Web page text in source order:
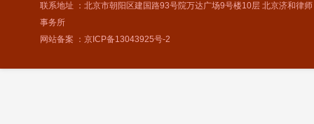
联系地址 ：北京市朝阳区建国路93号院万达广场9号楼10层 北京济和律师
事务所
网站备案 ： 京ICP备13043925号-2